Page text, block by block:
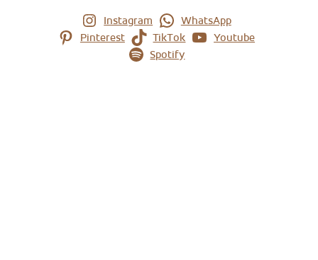
Instagram
WhatsApp
Pinterest
TikTok
Youtube
Spotify